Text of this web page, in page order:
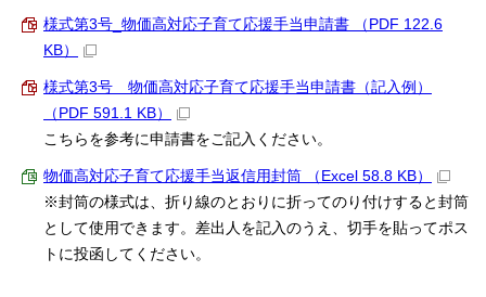
様式第3号_物価高対応子育て応援手当申請書 （PDF 122.6
KB）
様式第3号 物価高対応子育て応援手当申請書（記入例）
（PDF 591.1 KB）
こちらを参考に申請書をご記入ください。
物価高対応子育て応援手当返信用封筒 （Excel 58.8 KB）
※封筒の様式は、折り線のとおりに折ってのり付けすると封筒
として使用できます。差出人を記入のうえ、切手を貼ってポス
トに投函してください。